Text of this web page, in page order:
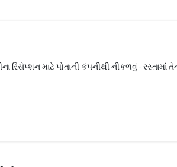
માટે પોતાની કંપનીથી નીકળવું - રસ્તામાં